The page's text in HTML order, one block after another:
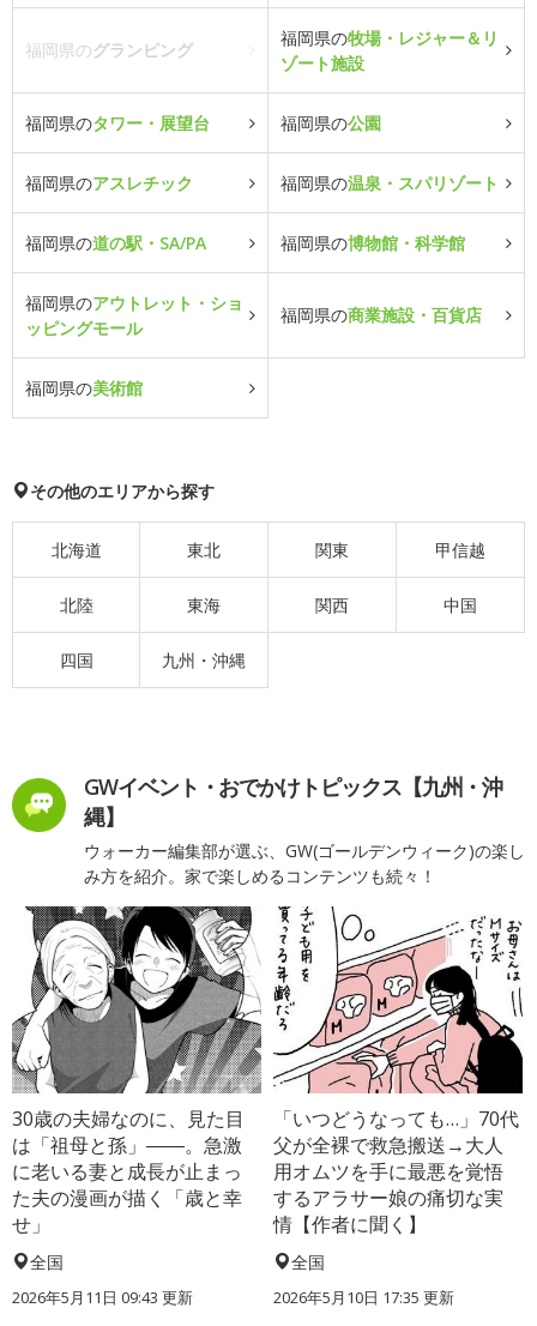
福岡県のグランピング
福岡県の牧場・レジャー＆リ
ゾート施設
福岡県のタワー・展望台 福岡県の公園
福岡県のアスレチック 福岡県の温泉・スパリゾート
福岡県の道の駅・SA/PA 福岡県の博物館・科学館
福岡県のアウトレット・ショ
ッピングモール
福岡県の商業施設・百貨店
福岡県の美術館
その他のエリアから探す
北海道 東北 関東 甲信越
北陸 東海 関西 中国
四国 九州・沖縄
GWイベント・おでかけトピックス【九州・沖
縄】
ウォーカー編集部が選ぶ、GW(ゴールデンウィーク)の楽し
み方を紹介。家で楽しめるコンテンツも続々！
30歳の夫婦なのに、見た目
は「祖母と孫」――。急激
に老いる妻と成長が止まっ
た夫の漫画が描く「歳と幸
せ」
全国
2026年5月11日 09:43 更新
「いつどうなっても…」70代
父が全裸で救急搬送→大人
用オムツを手に最悪を覚悟
するアラサー娘の痛切な実
情【作者に聞く】
全国
2026年5月10日 17:35 更新